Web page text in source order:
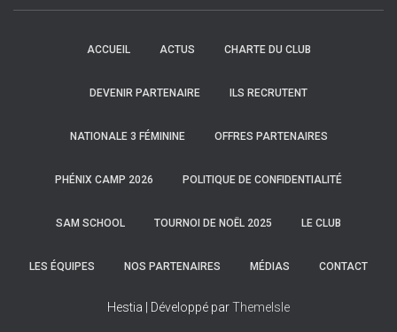
ACCUEIL ACTUS CHARTE DU CLUB
DEVENIR PARTENAIRE ILS RECRUTENT
NATIONALE 3 FÉMININE OFFRES PARTENAIRES
PHÉNIX CAMP 2026 POLITIQUE DE CONFIDENTIALITÉ
SAM SCHOOL TOURNOI DE NOËL 2025 LE CLUB
LES ÉQUIPES NOS PARTENAIRES MÉDIAS CONTACT
Hestia | Développé parThemeIsle